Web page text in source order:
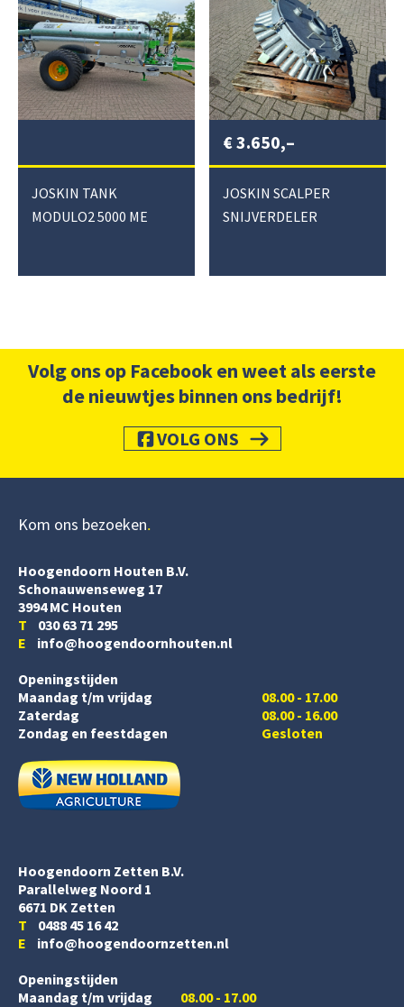
JOSKIN TANK
MODULO2 5000 ME
€3.650,–
JOSKIN SCALPER
SNIJVERDELER
Volg ons op Facebook en weet als eerste
de nieuwtjes binnen ons bedrijf!
VOLG ONS
Kom ons bezoeken
Hoogendoorn Houten B.V.
Schonauwenseweg 17
3994 MC Houten
T 030 63 71 295
E info@hoogendoornhouten.nl
Openingstijden
Maandag t/m vrijdag
Zaterdag
08.00 - 17.00
08.00 - 16.00
Zondag en feestdagen
Gesloten
Hoogendoorn Zetten B.V.
Parallelweg Noord 1
6671 DK Zetten
T 0488 45 16 42
E info@hoogendoornzetten.nl
Openingstijden
Maandag t/m vrijdag
08.00 - 17.00